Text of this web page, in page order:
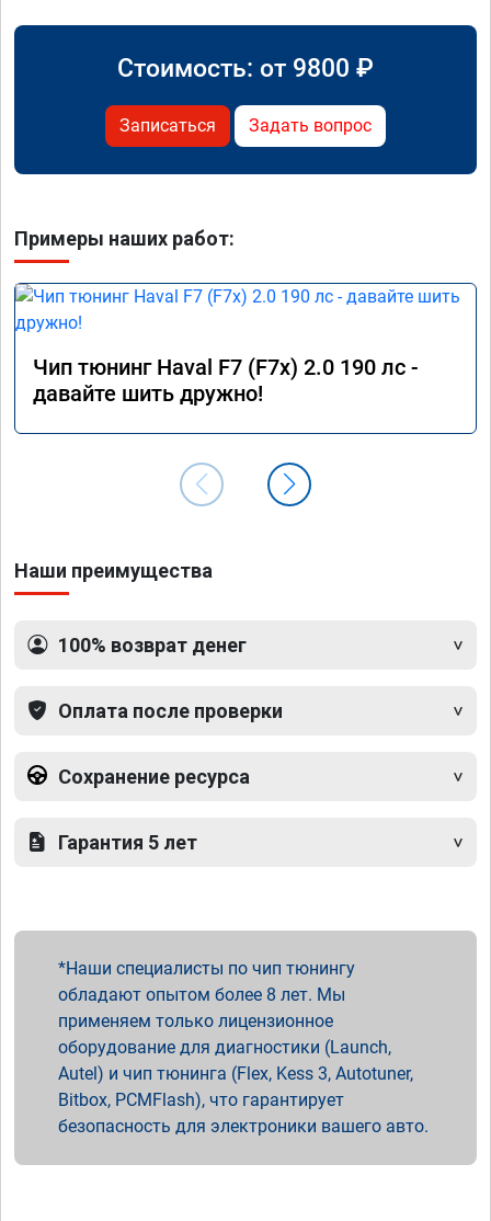
Стоимость: от 9800 ₽
Записаться Задать вопрос
Примеры наших работ:
Чип тюнинг Haval F7 (F7x) 2.0 190 лс -
давайте шить дружно!
Наши преимущества
100% возврат денег
Оплата после проверки
Сохранение ресурса
Гарантия 5 лет
Наши специалисты по чип тюнингу
обладают опытом более 8 лет. Мы
применяем только лицензионное
оборудование для диагностики (Launch,
Autel) и чип тюнинга (Flex, Kess 3, Autotuner,
Bitbox, PCMFlash), что гарантирует
безопасность для электроники вашего авто.